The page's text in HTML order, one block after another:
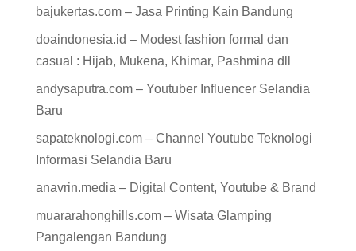
bajukertas.com – Jasa Printing Kain Bandung
doaindonesia.id – Modest fashion formal dan
casual : Hijab, Mukena, Khimar, Pashmina dll
andysaputra.com – Youtuber Influencer Selandia
Baru
sapateknologi.com – Channel Youtube Teknologi
Informasi Selandia Baru
anavrin.media – Digital Content, Youtube & Brand
muararahonghills.com – Wisata Glamping
Pangalengan Bandung